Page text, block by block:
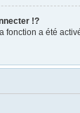
!?
a été